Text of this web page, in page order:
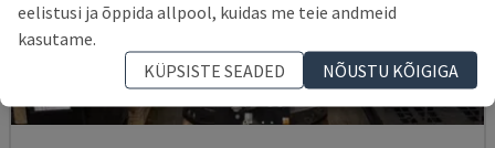
eelistusi ja õppida allpool, kuidas me teie andmeid
kasutame.
KÜPSISTE SEADED
NÕUSTU KÕIGIGA